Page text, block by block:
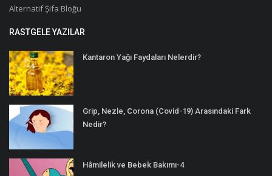
Alternatif Şifa Bloğu
RASTGELE YAZILAR
Kantaron Yağı Faydaları Nelerdir?
Grip, Nezle, Corona (Covid-19) Arasındaki Fark
Nedir?
Hâmilelik ve Bebek Bakımı-4